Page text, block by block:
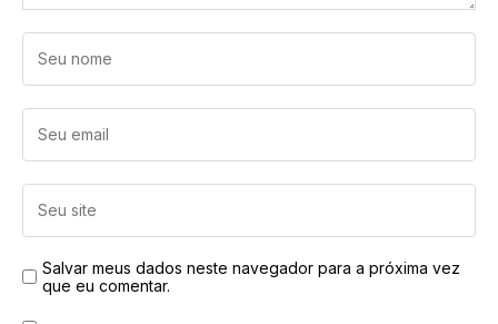
Salvar meus dados neste navegador para a próxima vez
que eu comentar.